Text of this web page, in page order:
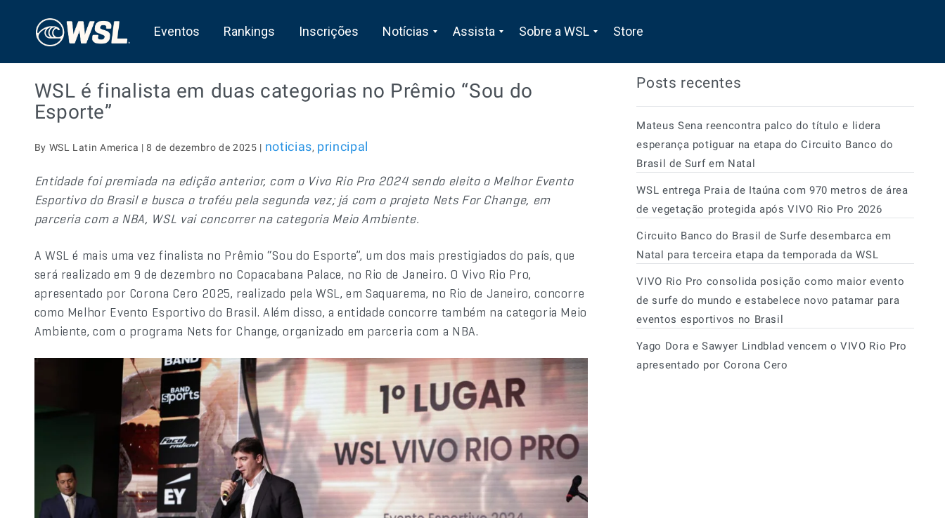
Eventos Rankings Inscrições Notícias Assista Sobre a WSL Store
WSL é finalista em duas categorias no Prêmio “Sou do
Esporte”
By WSL Latin America | 8 de dezembro de 2025 | noticias, principal
Entidade foi premiada na edição anterior, com o Vivo Rio Pro 2024 sendo eleito o Melhor Evento
Esportivo do Brasil e busca o troféu pela segunda vez; já com o projeto Nets For Change, em
parceria com a NBA, WSL vai concorrer na categoria Meio Ambiente.
A WSL é mais uma vez finalista no Prêmio “Sou do Esporte”, um dos mais prestigiados do país, que
será realizado em 9 de dezembro no Copacabana Palace, no Rio de Janeiro. O Vivo Rio Pro,
apresentado por Corona Cero 2025, realizado pela WSL, em Saquarema, no Rio de Janeiro, concorre
como Melhor Evento Esportivo do Brasil. Além disso, a entidade concorre também na categoria Meio
Ambiente, com o programa Nets for Change, organizado em parceria com a NBA.
Posts recentes
Mateus Sena reencontra palco do título e lidera
esperança potiguar na etapa do Circuito Banco do
Brasil de Surf em Natal
WSL entrega Praia de Itaúna com 970 metros de área
de vegetação protegida após VIVO Rio Pro 2026
Circuito Banco do Brasil de Surfe desembarca em
Natal para terceira etapa da temporada da WSL
VIVO Rio Pro consolida posição como maior evento
de surfe do mundo e estabelece novo patamar para
eventos esportivos no Brasil
Yago Dora e Sawyer Lindblad vencem o VIVO Rio Pro
apresentado por Corona Cero